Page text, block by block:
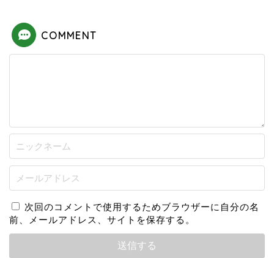
COMMENT
次回のコメントで使用するためブラウザーに自分の名
前、メールアドレス、サイトを保存する。